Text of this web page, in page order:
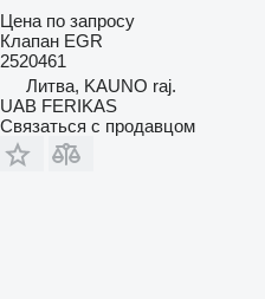
Цена по запросу
Клапан EGR
2520461
Литва, KAUNO raj.
UAB FERIKAS
Связаться с продавцом